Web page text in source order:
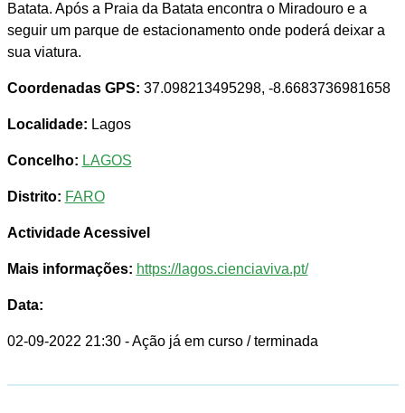
Batata. Após a Praia da Batata encontra o Miradouro e a
seguir um parque de estacionamento onde poderá deixar a
sua viatura.
Coordenadas GPS: 37.098213495298, -8.6683736981658
Localidade: Lagos
Concelho: LAGOS
Distrito: FARO
Actividade Acessivel
Mais informações: https://lagos.cienciaviva.pt/
Data:
02-09-2022 21:30 - Ação já em curso / terminada